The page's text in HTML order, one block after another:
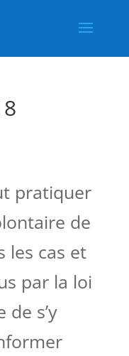
pratiquer
de
les cas et
par la loi
s’y